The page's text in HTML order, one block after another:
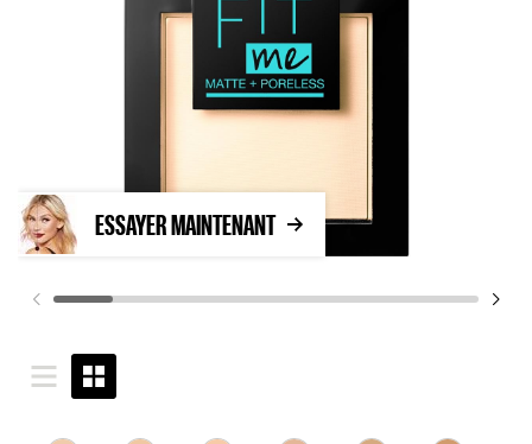
ESSAYER MAINTENANT